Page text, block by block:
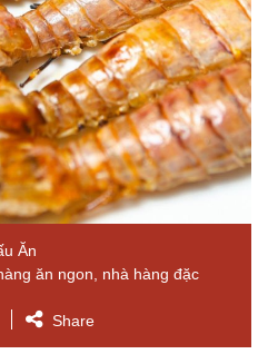
Ăn
ăn ngon
nhà hàng đặc
Share